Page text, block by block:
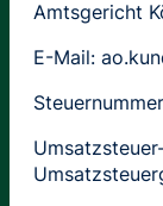
Amtsgericht
E-Mail: